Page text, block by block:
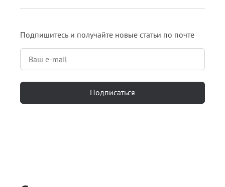
Подпишитесь и получайте новые статьи по почте
Подписаться